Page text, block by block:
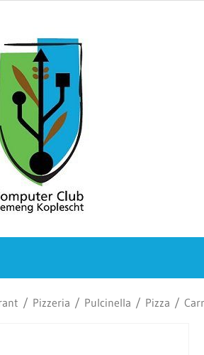
/ Pizzeria / Pulcinella / Pizza /